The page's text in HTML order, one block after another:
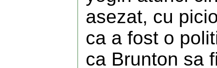
asezat, cu
ca a fost o
ca Brunton sa